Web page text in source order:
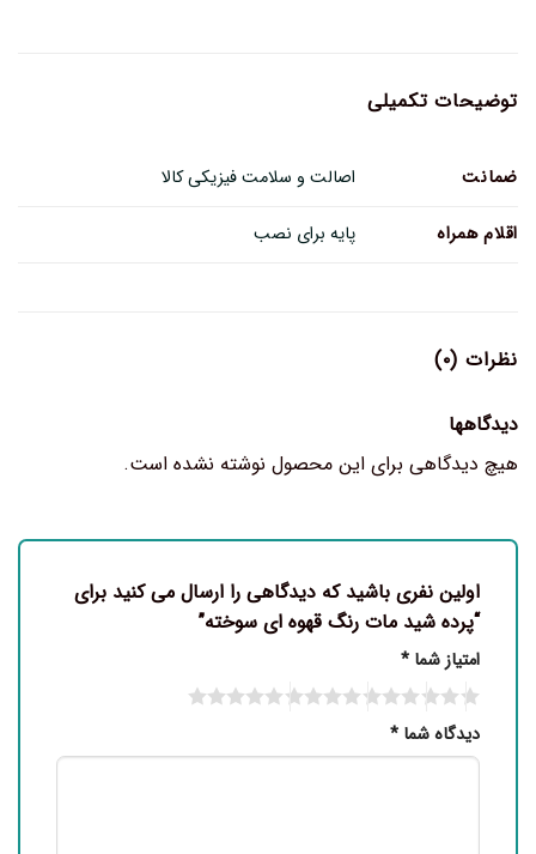
توضیحات تکمیلی
ضمانت اصالت و سلامت فیزیکی کالا
اقلام همراه پایه برای نصب
نظرات (۰)
دیدگاهها
هیچ دیدگاهی برای این محصول نوشته نشده است.
اولین نفری باشید که دیدگاهی را ارسال می کنید برای
“پرده شید مات رنگ قهوه ای سوخته”
امتیاز شما *
دیدگاه شما *